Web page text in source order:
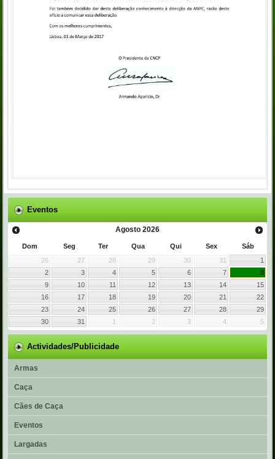
Eventos
Agosto 2026
Dom Seg Ter Qua Qui Sex
Sáb
26
27 28 29 30 31
1
2
3 4 5 6 7
8
9
10 11 12 13 14
15
16
17 18 19 20 21
22
23
24 25 26 27 28
29
30
31 1 2 3 4 5
Actividades/Publicidade
Armas
Caça
Cães de Caça
Eventos
Largadas